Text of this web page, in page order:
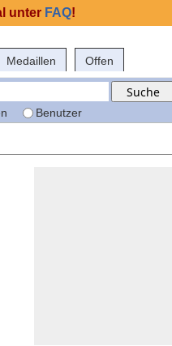
Medaillen Offen
Benutzer
unter FAQ!